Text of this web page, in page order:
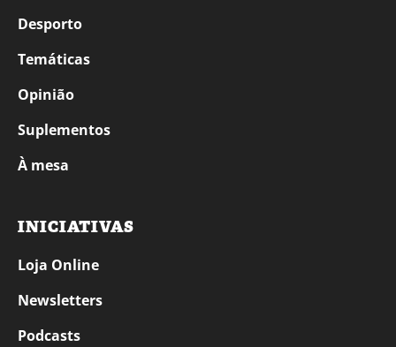
Desporto
Temáticas
Opinião
Suplementos
À mesa
INICIATIVAS
Loja Online
Newsletters
Podcasts